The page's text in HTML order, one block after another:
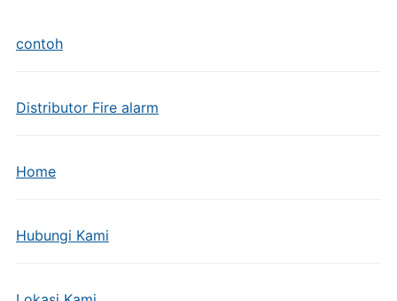
contoh
Distributor Fire alarm
Home
Hubungi Kami